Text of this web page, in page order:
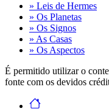
» Leis de Hermes
» Os Planetas
» Os Signos
» As Casas
» Os Aspectos
É permitido utilizar o
fonte com os devidos